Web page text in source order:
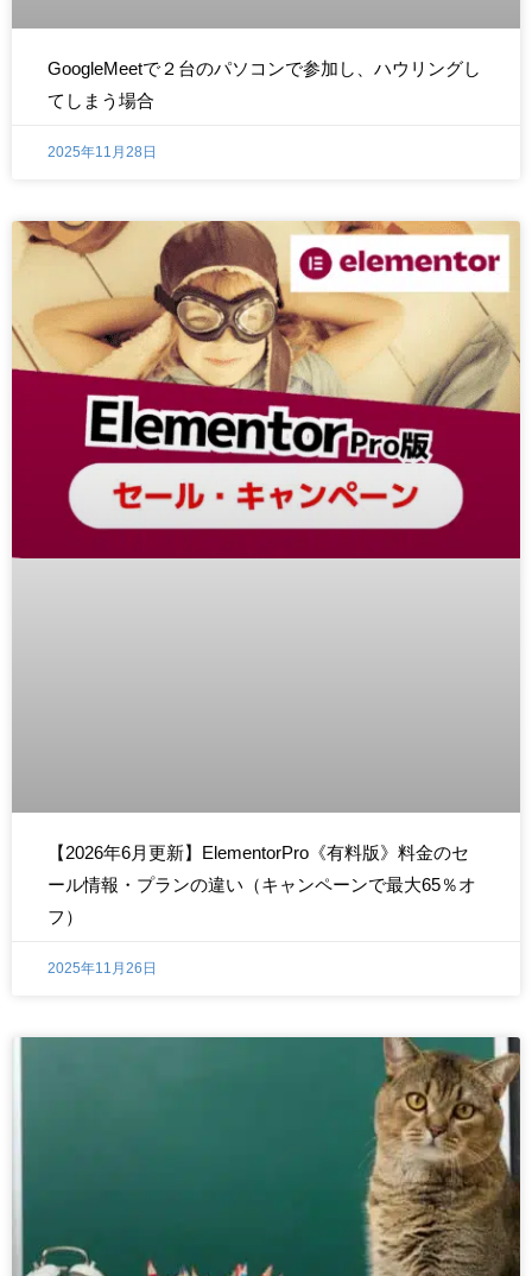
GoogleMeetで２台のパソコンで参加し、ハウリングし
てしまう場合
2025年11月28日
【2026年6月更新】ElementorPro《有料版》料金のセ
ール情報・プランの違い（キャンペーンで最大65％オ
フ）
2025年11月26日